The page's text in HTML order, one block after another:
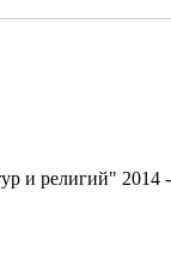
и религий" 2014 -